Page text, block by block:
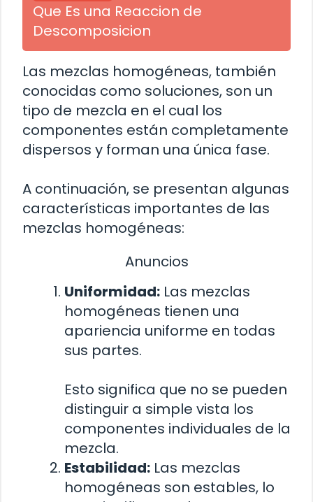
Que Es una Reaccion de
Descomposicion
Las mezclas homogéneas, también
conocidas como soluciones, son un
tipo de mezcla en el cual los
componentes están completamente
dispersos y forman una única fase.
A continuación, se presentan algunas
características importantes de las
mezclas homogéneas:
Anuncios
Uniformidad: Las mezclas
homogéneas tienen una
apariencia uniforme en todas
sus partes.
Esto significa que no se pueden
distinguir a simple vista los
componentes individuales de la
mezcla.
Estabilidad: Las mezclas
homogéneas son estables, lo